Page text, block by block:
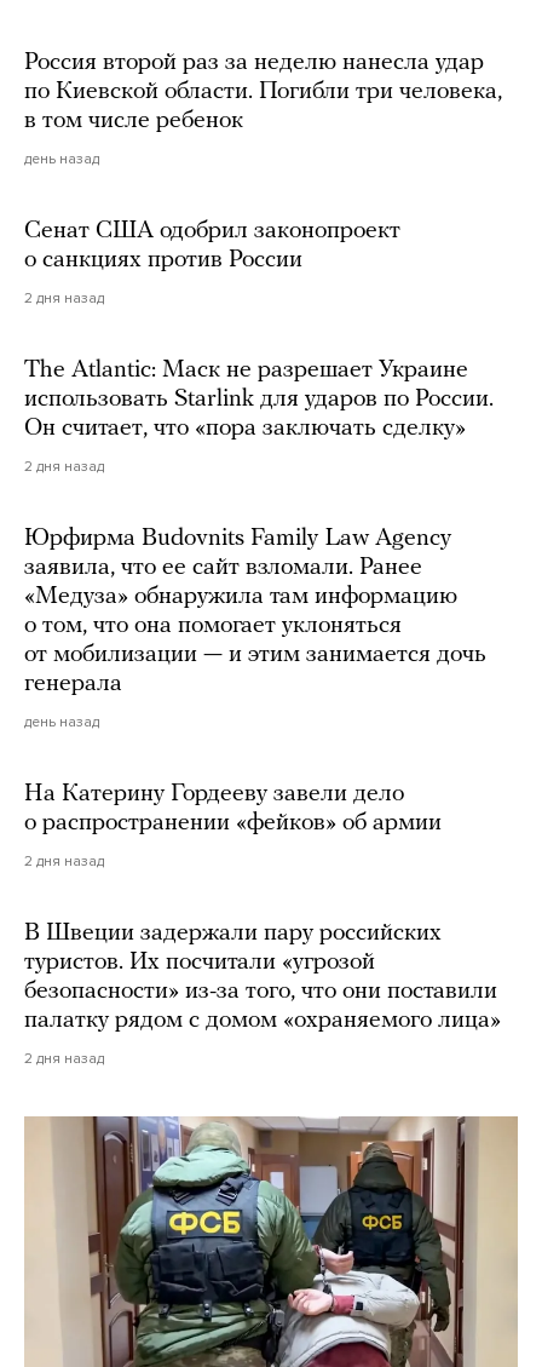
Россия второй раз за неделю нанесла удар
по Киевской области. Погибли три человека,
в том числе ребенок
день назад
Сенат США одобрил законопроект
о санкциях против России
2 дня назад
The Atlantic: Маск не разрешает Украине
использовать Starlink для ударов по России.
Он считает, что «пора заключать сделку»
2 дня назад
Юрфирма Budovnits Family Law Agency
заявила, что ее сайт взломали. Ранее
«Медуза» обнаружила там информацию
о том, что она помогает уклоняться
от мобилизации — и этим занимается дочь
генерала
день назад
На Катерину Гордееву завели дело
о распространении «фейков» об армии
2 дня назад
В Швеции задержали пару российских
туристов. Их посчитали «угрозой
безопасности» из-за того, что они поставили
палатку рядом с домом «охраняемого лица»
2 дня назад